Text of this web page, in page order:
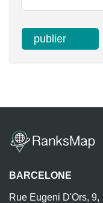
BARCELONE
Rue Eugeni D'Ors, 9,